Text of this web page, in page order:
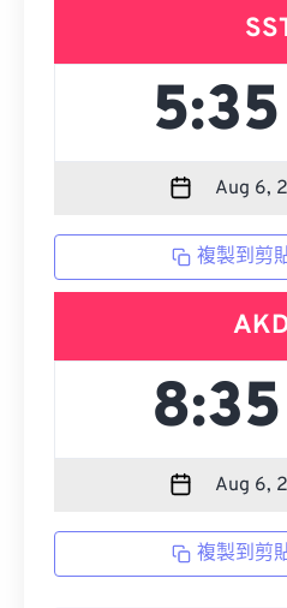
複製到剪
複製到剪